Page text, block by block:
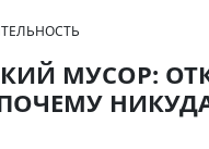
МУСОР: